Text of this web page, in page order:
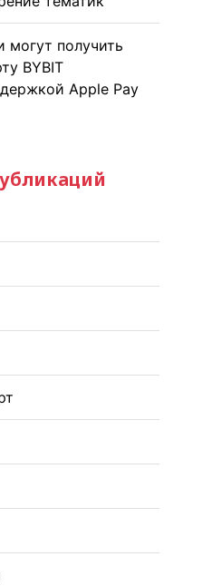
могут получить
BYBIT
Apple Pay